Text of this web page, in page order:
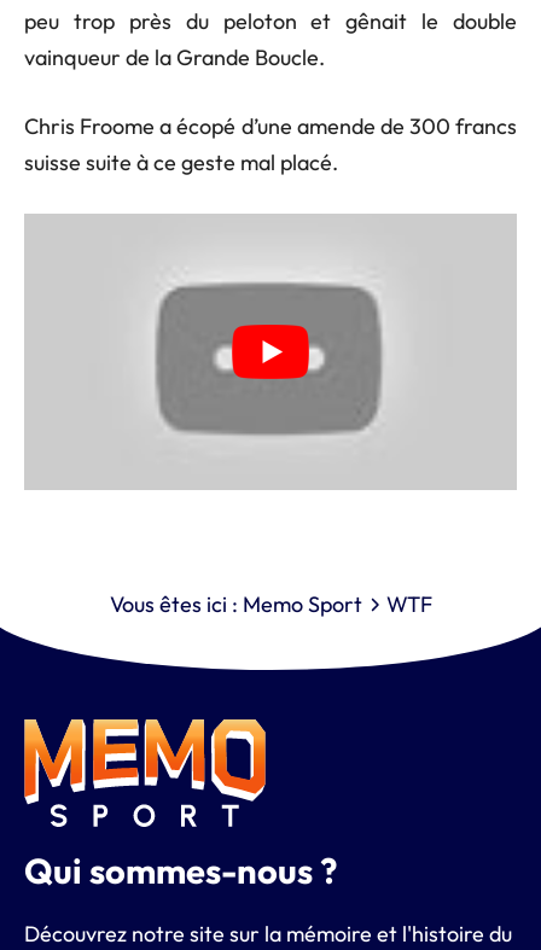
peu trop près du peloton et gênait le double
vainqueur de la Grande Boucle.
Chris Froome a écopé d’une amende de 300 francs
suisse suite à ce geste mal placé.
Vous êtes ici : Memo Sport WTF
Qui sommes-nous ?
Découvrez notre site sur la mémoire et l'histoire du